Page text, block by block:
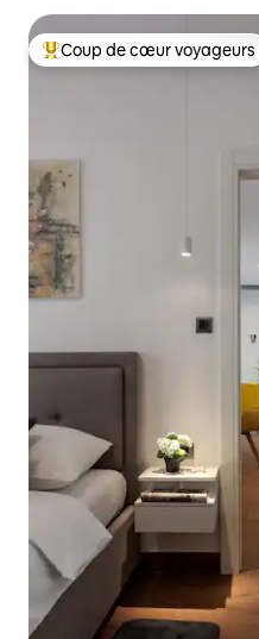
Coups de cœur voyageurs
Coup de cœur voyageurs